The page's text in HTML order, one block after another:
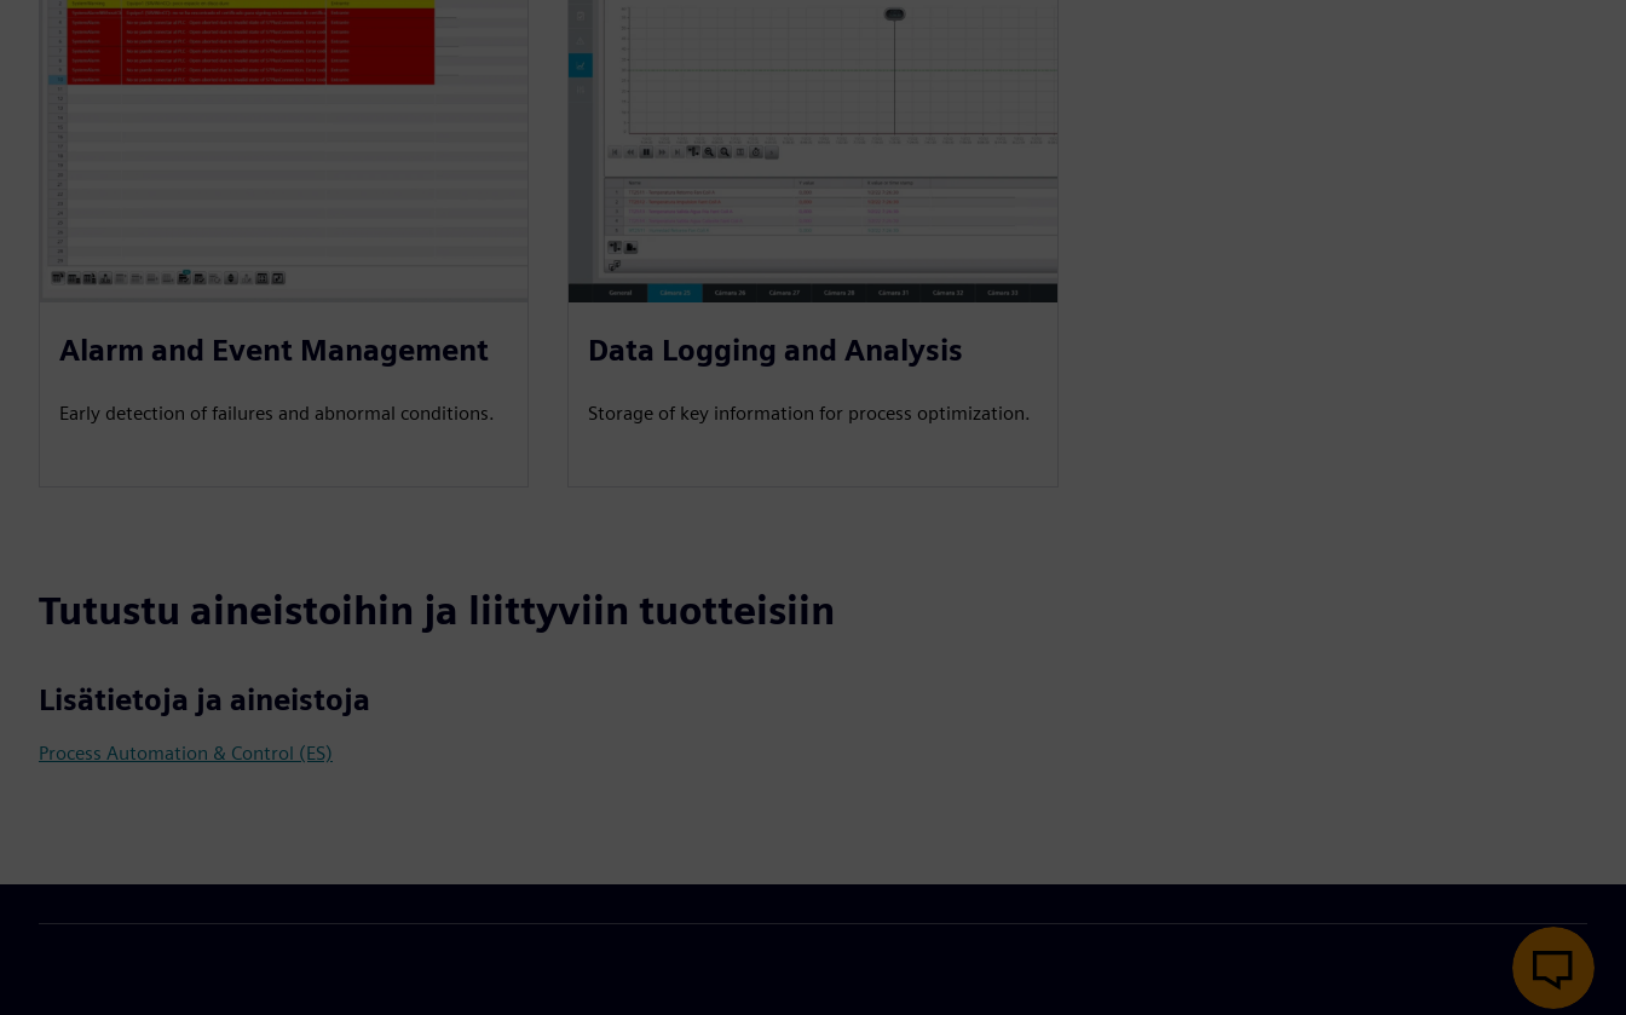
Alarm and Event Management
Early detection of failures and abnormal conditions.
Data Logging and Analysis
Storage of key information for process optimization.
Tutustu aineistoihin ja liittyviin tuotteisiin
Lisätietoja ja aineistoja
Process Automation & Control (ES)